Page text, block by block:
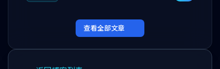
查看全部文章